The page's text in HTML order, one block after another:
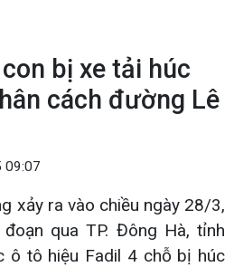
bị xe tải húc
cách đường Lê
xảy ra vào chiều ngày 28/3,
qua TP. Đông Hà, tỉnh
ô tô hiệu Fadil 4 chỗ bị húc